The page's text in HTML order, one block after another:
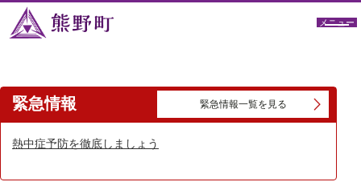
メニュー
緊急情報 緊急情報一覧を見る
熱中症予防を徹底しましょう